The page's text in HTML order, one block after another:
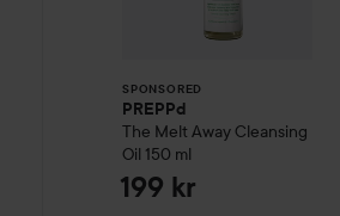
SPONSORED
PREPPd
The Melt Away Cleansing
Oil 150 ml
199 kr